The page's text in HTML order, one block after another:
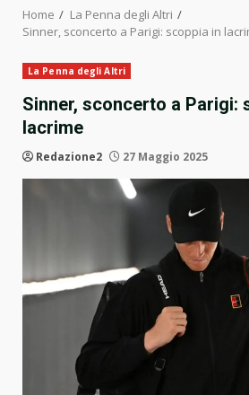
Home
La Penna degli Altri
Sinner, sconcerto a Parigi: scoppia in
La Penna degli Altri
Sinner, sconcerto a Parigi:
lacrime
Redazione2 27 Maggio 2025